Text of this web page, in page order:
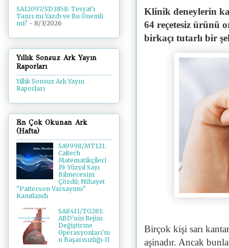
Klinik deneylerin
64 reçetesiz ürünü
birkaçı tutarlı bir
Birçok kişi sarı
aşinadır. Ancak
SA12097/SD3858: Tevrat'ı
Tanrı mı Yazdı ve Bu Önemli
mi? - 8/3/2026
Yıllık Sonsuz Ark Yayın
Raporları
Yıllık Sonsuz Ark Yayın
Raporları
En Çok Okunan Ark
(Hafta)
SA9998/MT121:
Caltech
Matematikçileri
19. Yüzyıl Sayı
Bilmecesini
Çözdü; Nihayet
"Patterson Varsayımı"
Kanıtlandı
SA8411/TG281:
ABD'nin Rejim
Değiştirme
Operasyonları'nı
n Başarısızlığı-II